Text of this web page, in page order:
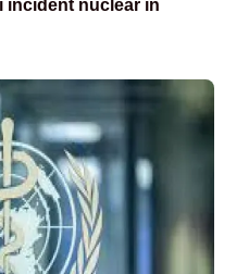
incident nuclear în